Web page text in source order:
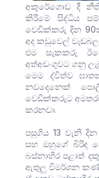
අකුරේගොඩ දී
කිරීමේ සිද්ධිය
වෙඩික්කරු දින
අද කඩුවෙල්
එම සැකකරු
අත්අඩංගුවට‌ ගනු
මෙම ද්විත්ව
නවදෙනෙක්
වෙඩික්කරුට
කරනවා.
පසුගිය 13 වැනි
සහ ඔහුගේ බිරිඳ
බස්නාහිර පළාත්
ඇතුලු විමර්ශන